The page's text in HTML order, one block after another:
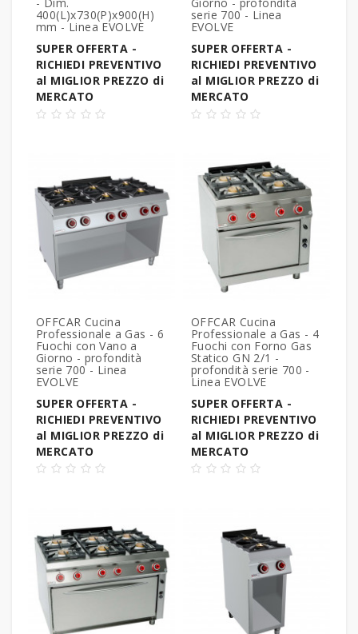
- Dim.
400(L)x730(P)x900(H)
mm - Linea EVOLVE
SUPER OFFERTA -
RICHIEDI PREVENTIVO
al MIGLIOR PREZZO di
MERCATO
Giorno - profondità
serie 700 - Linea
EVOLVE
SUPER OFFERTA -
RICHIEDI PREVENTIVO
al MIGLIOR PREZZO di
MERCATO
OFFCAR Cucina
Professionale a Gas - 6
Fuochi con Vano a
Giorno - profondità
serie 700 - Linea
EVOLVE
SUPER OFFERTA -
RICHIEDI PREVENTIVO
al MIGLIOR PREZZO di
MERCATO
OFFCAR Cucina
Professionale a Gas - 4
Fuochi con Forno Gas
Statico GN 2/1 -
profondità serie 700 -
Linea EVOLVE
SUPER OFFERTA -
RICHIEDI PREVENTIVO
al MIGLIOR PREZZO di
MERCATO